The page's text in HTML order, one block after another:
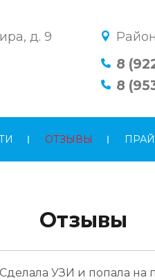
д. 9
8
8
ОТЗЫВЫ
Отзывы
УЗИ и попала на